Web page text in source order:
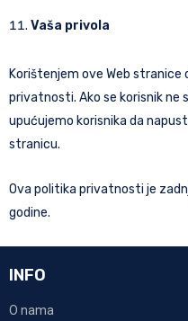
Vaša privola
Korištenjem ove Web stranice
privatnosti. Ako se korisnik ne
upućujemo korisnika da
stranicu.
Ova politika privatnosti je
godine.
INFO
O nama